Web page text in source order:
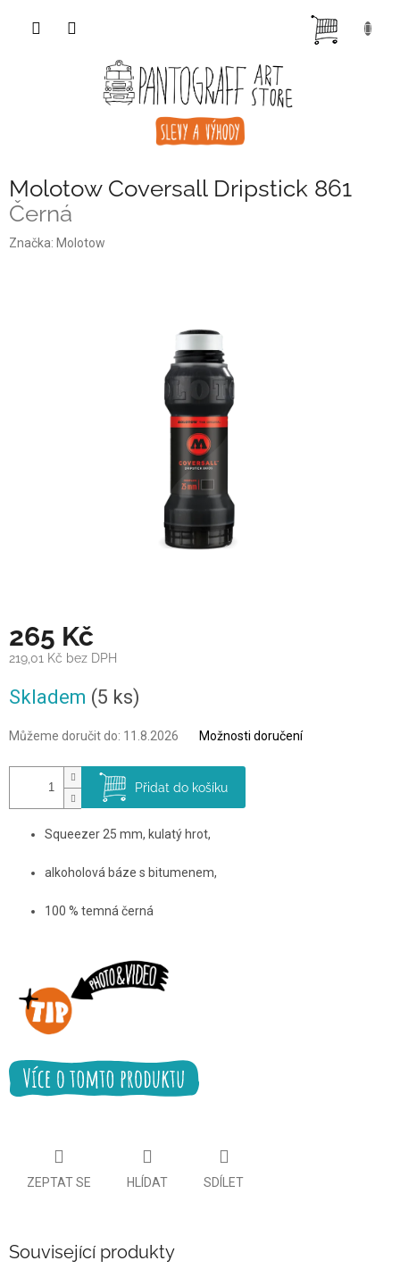
Molotow Coversall Dripstick 861
Černá
Značka: Molotow
265 Kč
219,01 Kč bez DPH
cena:
Skladem (5 ks)
Můžeme doručit do: 11.8.2026 Možnosti doručení
Přidat do košíku
Squeezer 25 mm, kulatý hrot,
alkoholová báze s bitumenem,
100 % temná černá
ZEPTAT SE HLÍDAT SDÍLET
Související produkty